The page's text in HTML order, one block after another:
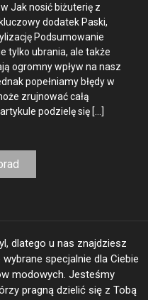
Jak nosić biżuterię z
dodatek Paski,
Podsumowanie
tylko ubrania, ale także
ogromny wpływ na nasz
popełniamy błędy w
zrujnować całą
podzielę się […]
dlatego u nas znajdziesz
specjalnie dla Ciebie
modowych. Jesteśmy
pragną dzielić się z Tobą